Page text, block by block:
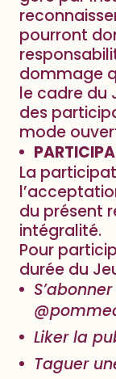
pourront
dommage
le cadre du
des
mode
La
du présent
intégralité.
Pour
durée du
Liker la
Taguer